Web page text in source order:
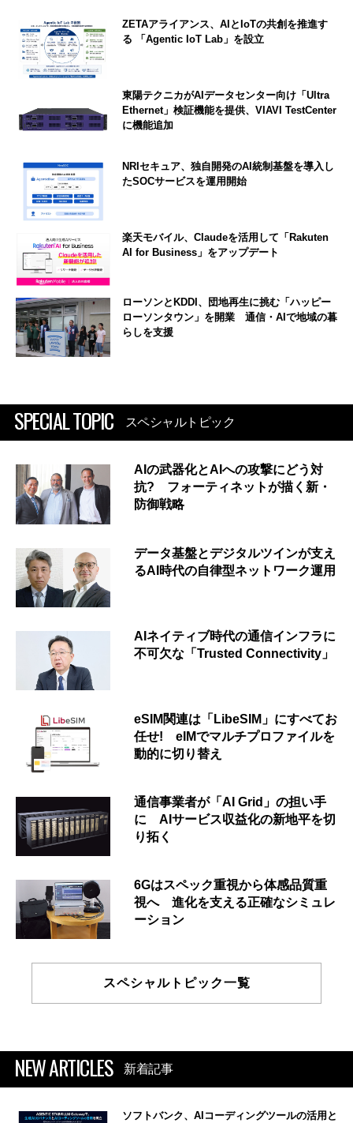
ZETAアライアンス、AIとIoTの共創を推進す
る 「Agentic IoT Lab」を設立
東陽テクニカがAIデータセンター向け「Ultra
Ethernet」検証機能を提供、VIAVI TestCenter
に機能追加
NRIセキュア、独自開発のAI統制基盤を導入し
たSOCサービスを運用開始
楽天モバイル、Claudeを活用して「Rakuten
AI for Business」をアップデート
ローソンとKDDI、団地再生に挑む「ハッピー
ローソンタウン」を開業 通信・AIで地域の暮
らしを支援
SPECIAL TOPIC スペシャルトピック
AIの武器化とAIへの攻撃にどう対
抗? フォーティネットが描く新・
防御戦略
データ基盤とデジタルツインが支え
るAI時代の自律型ネットワーク運用
AIネイティブ時代の通信インフラに
不可欠な「Trusted Connectivity」
eSIM関連は「LibeSIM」にすべてお
任せ! eIMでマルチプロファイルを
動的に切り替え
通信事業者が「AI Grid」の担い手
に AIサービス収益化の新地平を切
り拓く
6Gはスペック重視から体感品質重
視へ 進化を支える正確なシミュレ
ーション
スペシャルトピック一覧
NEW ARTICLES 新着記事
ソフトバンク、AIコーディングツールの活用と